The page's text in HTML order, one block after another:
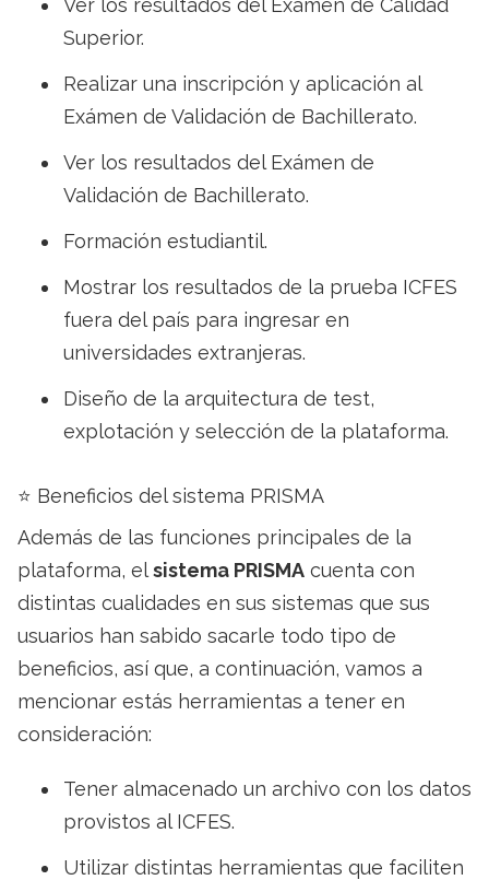
Ver los resultados del Exámen de Calidad
Superior.
Realizar una inscripción y aplicación al
Exámen de Validación de Bachillerato.
Ver los resultados del Exámen de
Validación de Bachillerato.
Formación estudiantil.
Mostrar los resultados de la prueba ICFES
fuera del país para ingresar en
universidades extranjeras.
Diseño de la arquitectura de test,
explotación y selección de la plataforma.
⭐ Beneficios del sistema PRISMA
Además de las funciones principales de la
plataforma, elsistema PRISMA cuenta con
distintas cualidades en sus sistemas que sus
usuarios han sabido sacarle todo tipo de
beneficios, así que, a continuación, vamos a
mencionar estás herramientas a tener en
consideración:
Tener almacenado un archivo con los datos
provistos al ICFES.
Utilizar distintas herramientas que faciliten